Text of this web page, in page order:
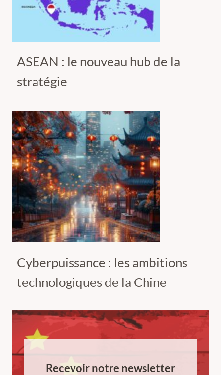
ASEAN : le nouveau hub de la
stratégie
Cyberpuissance : les ambitions
technologiques de la Chine
Recevoir notre newsletter